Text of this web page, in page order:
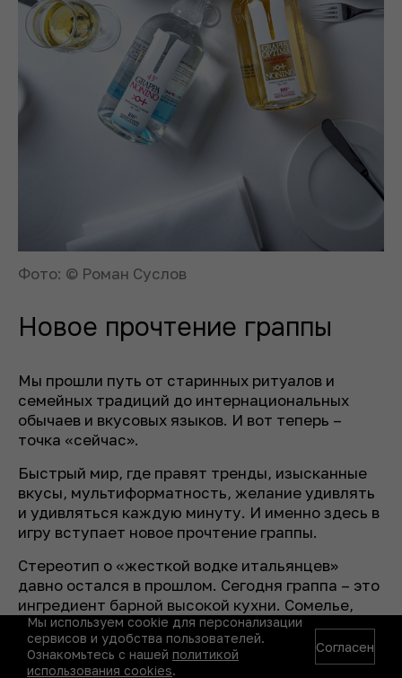
Фото: © Роман Суслов
Новое прочтение граппы
Мы прошли путь от старинных ритуалов и
семейных традиций до интернациональных
обычаев и вкусовых языков. И вот теперь –
точка «сейчас».
Быстрый мир, где правят тренды, изысканные
вкусы, мультиформатность, желание удивлять
и удивляться каждую минуту. И именно здесь в
игру вступает новое прочтение граппы.
Стереотип о «жесткой водке итальянцев»
давно остался в прошлом. Сегодня граппа – это
ингредиент барной высокой кухни. Сомелье,
шеф-бармены и миксологи по всему миру
используют ее как небанальную основу
напитка: она придает глубину, самобытность и
Мы используем cookie для персонализации
сервисов и удобства пользователей.
Ознакомьтесь с нашей политикой
использования cookies.
Согласен